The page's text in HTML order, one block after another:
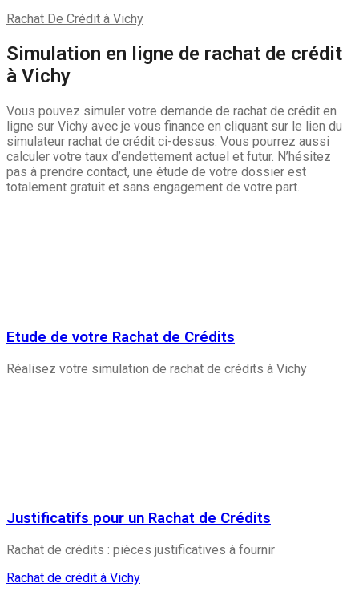
Rachat De Crédit à Vichy
Simulation en ligne de rachat de crédit
à Vichy
Vous pouvez simuler votre demande de rachat de crédit en
ligne sur Vichy avec je vous finance en cliquant sur le lien du
simulateur rachat de crédit ci-dessus. Vous pourrez aussi
calculer votre taux d’endettement actuel et futur. N’hésitez
pas à prendre contact, une étude de votre dossier est
totalement gratuit et sans engagement de votre part.
Etude de votre Rachat de Crédits
Réalisez votre simulation de rachat de crédits à Vichy
Justificatifs pour un Rachat de Crédits
Rachat de crédits : pièces justificatives à fournir
Rachat de crédit à Vichy